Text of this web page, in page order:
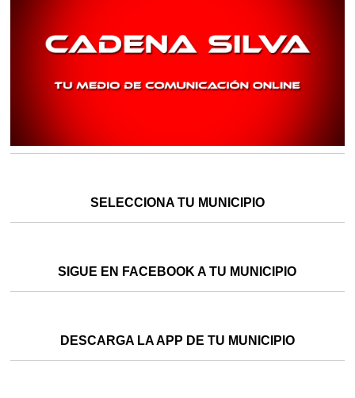
SELECCIONA TU MUNICIPIO
SIGUE EN FACEBOOK A TU MUNICIPIO
DESCARGA LA APP DE TU MUNICIPIO